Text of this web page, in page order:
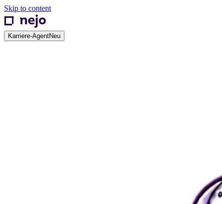
Skip to content
Karriere-AgentNeu